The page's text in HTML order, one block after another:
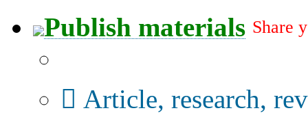
Publish materials Share
Article, research,